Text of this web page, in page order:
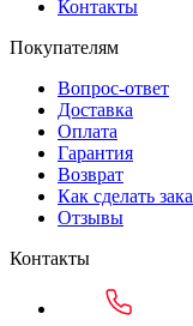
Контакты
Покупателям
Вопрос-ответ
Доставка
Оплата
Гарантия
Возврат
Как сделать
Отзывы
Контакты